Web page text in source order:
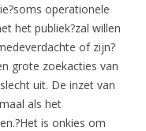
operationele
het publiek?zal willen
of zijn?
grote zoekacties van
uit. De inzet van
als het
is onkies om